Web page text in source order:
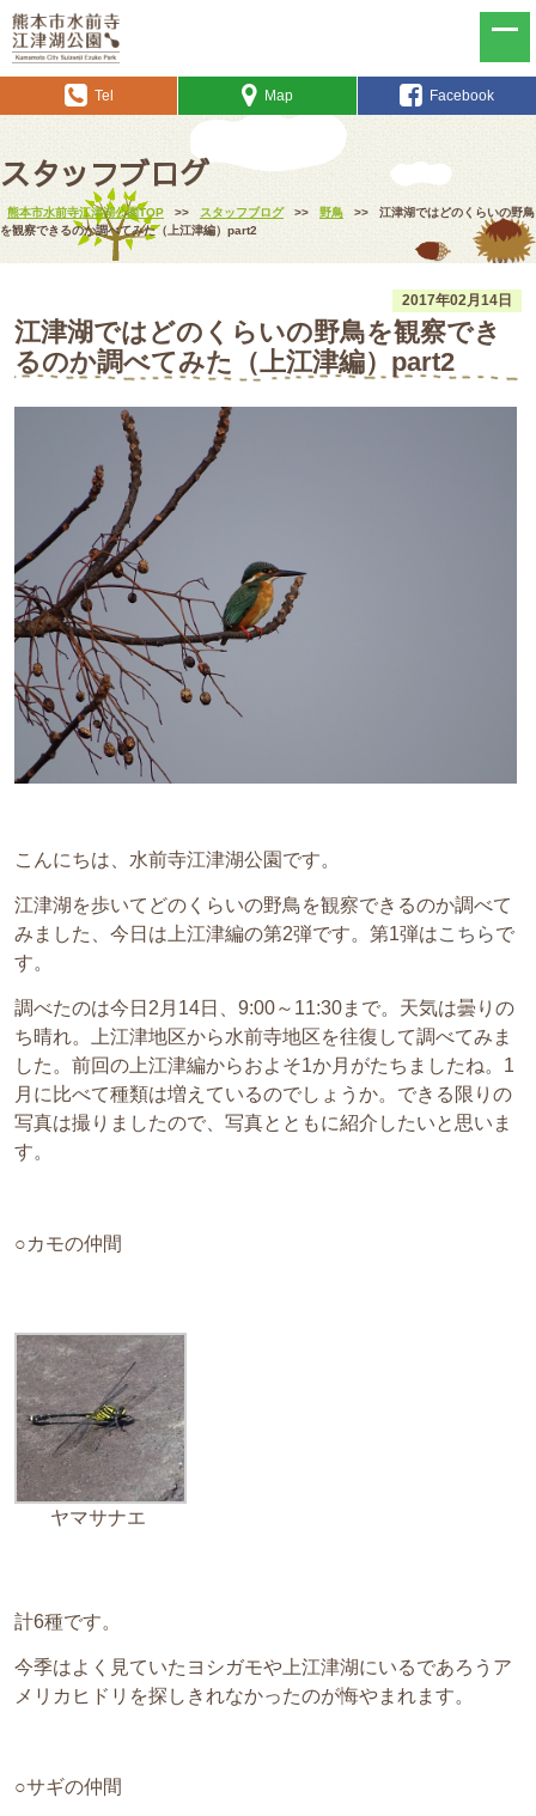
Tel Map Facebook
スタッフブログ
熊本市水前寺江津湖公園TOP >> スタッフブログ >> 野鳥 >>
江津湖ではどのくらいの野鳥
を観察できるのか調べてみた（上江津編）part2
2017年02月14日
江津湖ではどのくらいの野鳥を観察でき
るのか調べてみた（上江津編）part2
こんにちは、水前寺江津湖公園です。
江津湖を歩いてどのくらいの野鳥を観察できるのか調べて
みました、今日は上江津編の第2弾です。第1弾はこちらで
す。
調べたのは今日2月14日、9:00～11:30まで。天気は曇りの
ち晴れ。上江津地区から水前寺地区を往復して調べてみま
した。前回の上江津編からおよそ1か月がたちましたね。1
月に比べて種類は増えているのでしょうか。できる限りの
写真は撮りましたので、写真とともに紹介したいと思いま
す。
○カモの仲間
ヤマサナエ
計6種です。
今季はよく見ていたヨシガモや上江津湖にいるであろうア
メリカヒドリを探しきれなかったのが悔やまれます。
○サギの仲間